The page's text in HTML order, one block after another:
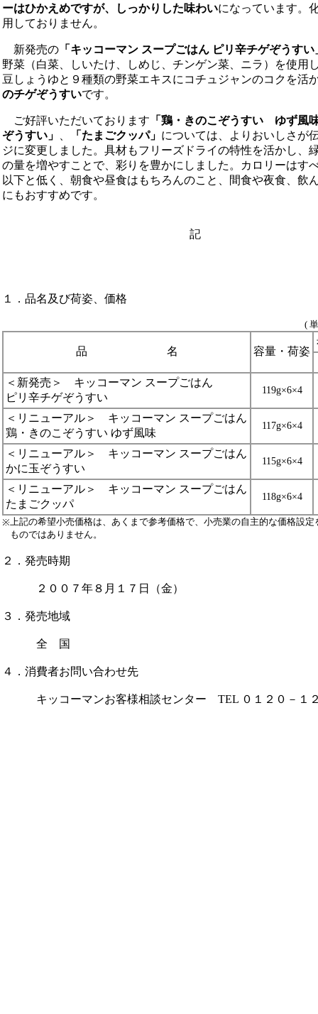
ーはひかえめですが、しっかりした味わいになっています。
用しておりません。
新発売の 「キッコーマン スープごはん ピリ辛チゲぞうすい
野菜（白菜、しいたけ、しめじ、チンゲン菜、ニラ）を使用
豆しょうゆと９種類の野菜エキスにコチュジャンのコクを活
のチゲぞうすいです。
ご好評いただいております 「鶏・きのこぞうすい ゆず風
ぞうすい」
「たまごクッパ」 については、よりおいしさが
ジに変更しました。具材もフリーズドライの特性を活かし、
の量を増やすことで、彩りを豊かにしました。カロリーはす
以下と低く、朝食や昼食はもちろんのこと、間食や夜食、飲
にもおすすめです。
記
１．品名及び荷姿、価格
(
品 名 容量・荷姿
＜新発売＞ キッコーマン スープごはん
ピリ辛チゲぞうすい
119g×6×4
＜リニューアル＞ キッコーマン スープごはん
鶏・きのこぞうすい ゆず風味
117g×6×4
＜リニューアル＞ キッコーマン スープごはん
かに玉ぞうすい
115g×6×4
＜リニューアル＞ キッコーマン スープごはん
たまごクッパ
118g×6×4
※上記の希望小売価格は、あくまで参考価格で、小売業の自主的な価格設定
ものではありません。
２． 発売時期
２００７年８月１７日（金）
３． 発売地域
全 国
４． 消費者お問い合わせ先
キッコーマンお客様相談センター TEL ０１２０－１